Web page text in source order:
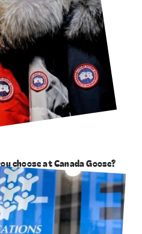
choose at Canada Goose?